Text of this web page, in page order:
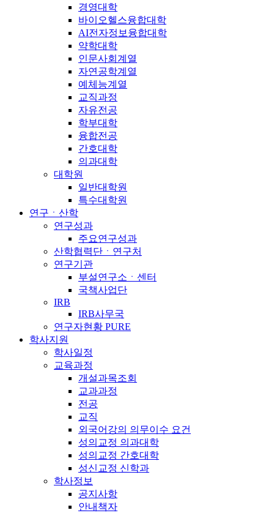
경영대학
바이오헬스융합대학
AI전자정보융합대학
약학대학
인문사회계열
자연공학계열
예체능계열
교직과정
자유전공
학부대학
융합전공
간호대학
의과대학
대학원
일반대학원
특수대학원
연구ㆍ산학
연구성과
주요연구성과
산학협력단ㆍ연구처
연구기관
부설연구소ㆍ센터
국책사업단
IRB
IRB사무국
연구자현황 PURE
학사지원
학사일정
교육과정
개설과목조회
교과과정
전공
교직
외국어강의 의무이수 요건
성의교정 의과대학
성의교정 간호대학
성신교정 신학과
학사정보
공지사항
안내책자